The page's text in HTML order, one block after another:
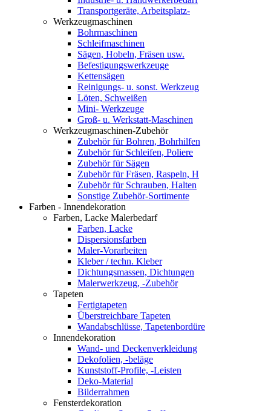
Transportgeräte, Arbeitsplatz-
Werkzeugmaschinen
Bohrmaschinen
Schleifmaschinen
Sägen, Hobeln, Fräsen usw.
Befestigungswerkzeuge
Kettensägen
Reinigungs- u. sonst. Werkzeug
Löten, Schweißen
Mini- Werkzeuge
Groß- u. Werkstatt-Maschinen
Werkzeugmaschinen-Zubehör
Zubehör für Bohren, Bohrhilfen
Zubehör für Schleifen, Poliere
Zubehör für Sägen
Zubehör für Fräsen, Raspeln, H
Zubehör für Schrauben, Halten
Sonstige Zubehör-Sortimente
Farben - Innendekoration
Farben, Lacke Malerbedarf
Farben, Lacke
Dispersionsfarben
Maler-Vorarbeiten
Kleber / techn. Kleber
Dichtungsmassen, Dichtungen
Malerwerkzeug, -Zubehör
Tapeten
Fertigtapeten
Überstreichbare Tapeten
Wandabschlüsse, Tapetenbordüre
Innendekoration
Wand- und Deckenverkleidung
Dekofolien, -beläge
Kunststoff-Profile, -Leisten
Deko-Material
Bilderrahmen
Fensterdekoration